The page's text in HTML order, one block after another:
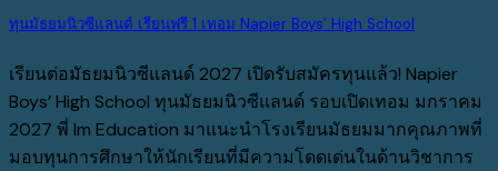
ทุนมัธยมนิวซีแลนด์ เรียนฟรี 1 เทอม Napier Boys’ High School
เรียนต่อมัธยมนิวซีแลนด์ 2027 เปิดรับสมัครทุนแล้ว! Napier
Boys’ High School ทุนมัธยมนิวซีแลนด์ รอบเปิดเทอม มกราคม
2027 พี่ Im Education มาแนะนำโรงเรียนมัธยมมากคุณภาพที่
มอบทุนการศึกษาให้นักเรียนที่มีความโดดเด่นในด้านวิชาการ